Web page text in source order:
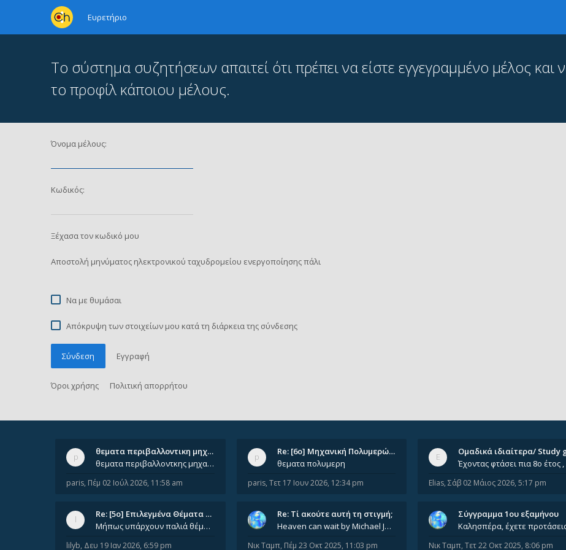
Ευρετήριο
Το σύστημα συζητήσεων απαιτεί ότι πρέπει να είστε εγγεγραμμένο μέλος και
το προφίλ κάποιου μέλους.
Όνομα μέλους:
Κωδικός:
Ξέχασα τον κωδικό μου
Αποστολή μηνύματος ηλεκτρονικού ταχυδρομείου ενεργοποίησης πάλι
Να με θυμάσαι
Απόκρυψη των στοιχείων μου κατά τη διάρκεια της σύνδεσης
Σύνδεση Εγγραφή
Όροι χρήσης Πολιτική απορρήτου
θεματα περιβαλλοντικη μηχανικ…
θεματα περιβαλλοντκης μηχανικης απο 2022 εως 2026. Δεν ειναι μεσα του Σεπτεμβιου του 2025. Αν τα εχει καποιος ας τα ανε
paris, Πέμ 02 Ιούλ 2026, 11:58 am
Re: [6o] Mηχανική Πολυμερών (…
θεματα πολυμερη
paris, Τετ 17 Ιουν 2026, 12:34 pm Elias, Σάβ 02 Μάιος 2026, 5:17 pm
Re: [5ο] Επιλεγμένα Θέματα Βι…
Μήπως υπάρχουν παλιά θέματα του μαθήματος;
lilyb, Δευ 19 Ιαν 2026, 6:59 pm
Re: Tί ακούτε αυτή τη στιγμή;
Heaven can wait by Michael Jackson
Νικ Ταμπ, Πέμ 23 Οκτ 2025, 11:03 pm
Σύγγραμμα 1ου εξαμήνου
Νικ Ταμπ, Τετ 22 Οκτ 2025, 8:06 pm